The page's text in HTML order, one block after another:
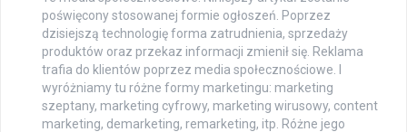
poświęcony stosowanej formie ogłoszeń. Poprzez
dzisiejszą technologię forma zatrudnienia, sprzedaży
produktów oraz przekaz informacji zmienił się. Reklama
trafia do klientów poprzez media społecznościowe. I
wyróżniamy tu różne formy marketingu: marketing
szeptany, marketing cyfrowy, marketing wirusowy, content
marketing, demarketing, remarketing, itp. Różne jego